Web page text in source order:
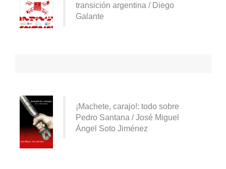
transición argentina / Diego
Galante
¡Machete, carajo!: todo sobre
Pedro Santana / José Miguel
Ángel Soto Jiménez